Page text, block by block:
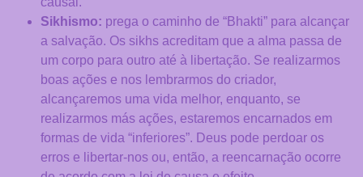
Sikhismo: prega o caminho de “Bhakti” para alcançar
a salvação. Os sikhs acreditam que a alma passa de
um corpo para outro até à libertação. Se realizarmos
boas ações e nos lembrarmos do criador,
alcançaremos uma vida melhor, enquanto, se
realizarmos más ações, estaremos encarnados em
formas de vida “inferiores”. Deus pode perdoar os
erros e libertar-nos ou, então, a reencarnação ocorre
possível
durante a sua
visita. Se
recusar estes
algumas
funcionalidades
desaparecerão
do site.